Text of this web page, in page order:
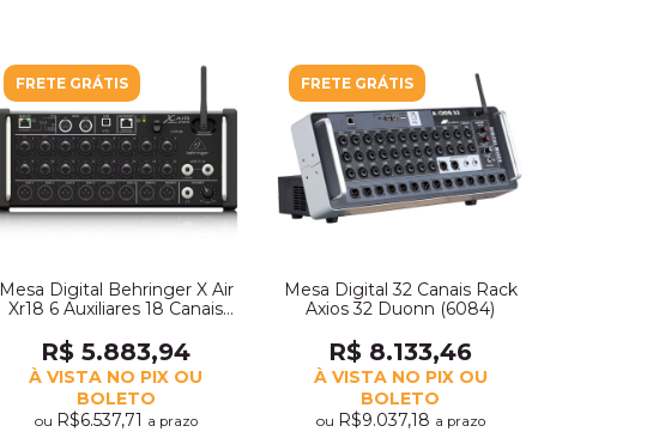
FRETE GRÁTIS
Mesa Digital Behringer X Air
Xr18 6 Auxiliares 18 Canais
R$ 5.883,94
À VISTA NO PIX OU
BOLETO
ou R$6.537,71 a prazo
FRETE GRÁTIS
Mesa Digital 32 Canais Rack
Axios 32 Duonn (6084)
R$ 8.133,46
À VISTA NO PIX OU
BOLETO
ou R$9.037,18 a prazo